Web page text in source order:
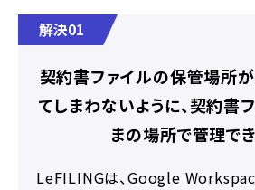
解決01
契約書ファイルの保管場所
てしまわないように、契約書
まの場所で管理でき
LeFILINGは、Google